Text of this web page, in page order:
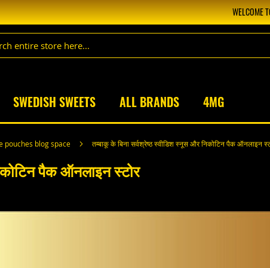
WELCOME
SWEDISH SWEETS ALL BRANDS 4MG
pouches blog space तम्बाकू के बिना सर्वश्रेष्ठ स्वीडिश स्नूस और निकोटिन पैक ऑनलाइन
पैक ऑनलाइन स्टोर